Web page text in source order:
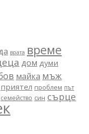
врата време
дом думи
майка мъж
приятел проблем път
семейство син сърце